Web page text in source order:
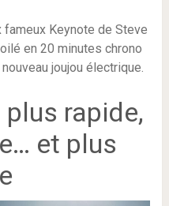
fameux Keynote de Steve
en 20 minutes chrono
joujou électrique.
rapide,
et plus